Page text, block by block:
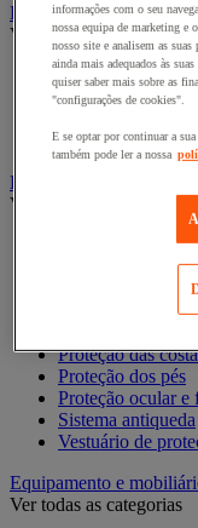
Emergência e primeiros
Ver todas as categorias
Duche e lava-
Maca e padiola
Reanimação e
Equipamento de
Ver todas as categorias
Arrumação Do
Máscara
Proteção Auditiva
Proteção das
Proteção dos pés
Proteção ocular e
Sistema antiqueda
Vestuário de
Equipamento e
Ver todas as categorias
informações com o seu
nossa equipa de marketing e
nosso site e analisem as
ainda mais adequados às
quiser saber mais sobre as
"configurações de cookies".
E se optar por continuar a
também pode ler a nossa